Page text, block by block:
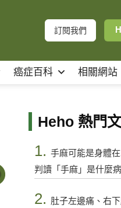
訂閱我們
癌症百科 相關網站
Heho 熱門
1. 手麻可能是身體
判讀「手麻」是什麼病
2. 肚子左邊痛、右